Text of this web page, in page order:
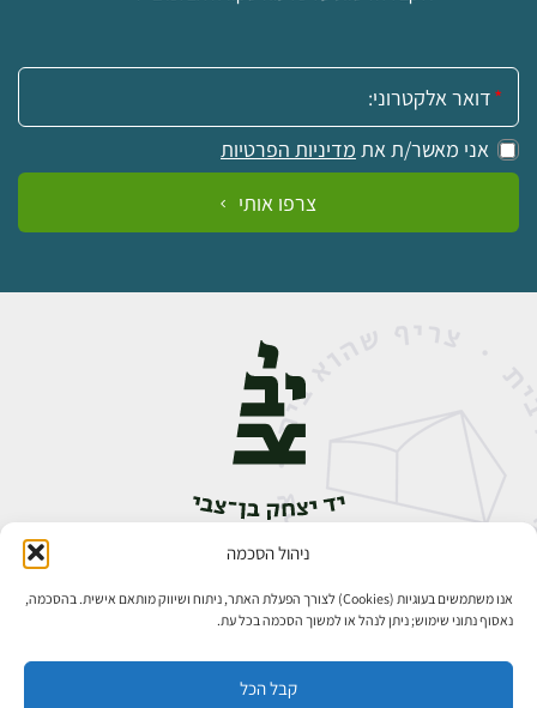
ניהול הסכמה
אנו משתמשים בעוגיות (Cookies) לצורך הפעלת האתר, ניתוח ושיווק מותאם אישית. בהסכמה,
נאסוף נתוני שימוש; ניתן לנהל או למשוך הסכמה בכל עת.
קבל הכל
אימייל:
אני מאשר/ת את מדיניות הפרטיות
צרפו אותי
אבן גבירול 14, רחביה, ירושלים